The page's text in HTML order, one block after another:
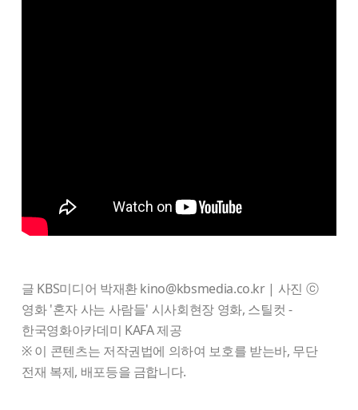
글 KBS미디어 박재환 kino@kbsmedia.co.kr | 사진 ⓒ
영화 '혼자 사는 사람들' 시사회현장 영화, 스틸컷 -
한국영화아카데미 KAFA 제공
※ 이 콘텐츠는 저작권법에 의하여 보호를 받는바, 무단
전재 복제, 배포등을 금합니다.